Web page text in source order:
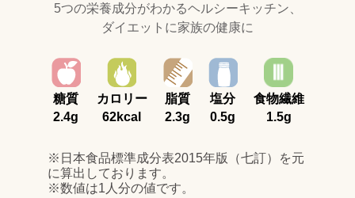
5つの栄養成分がわかるヘルシーキッチン、
ダイエットに家族の健康に
糖質
2.4g
カロリー
62kcal
脂質
2.3g
塩分
0.5g
食物繊維
1.5g
※日本食品標準成分表2015年版（七訂）を元
に算出しております。
※数値は1人分の値です。